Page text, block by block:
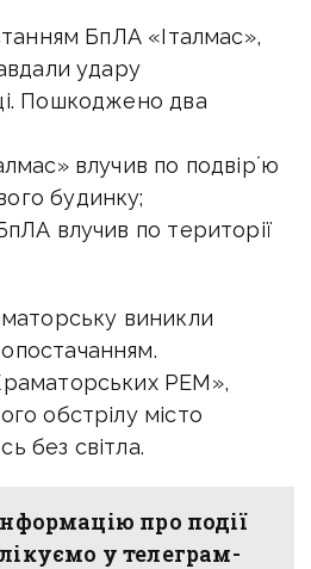
БпЛА «Італмас»,
удару
Пошкоджено два
влучив по подвірʼю
будинку;
влучив по території
виникли
РЕМ»,
обстрілу місто
без світла.
про події
у телеграм-